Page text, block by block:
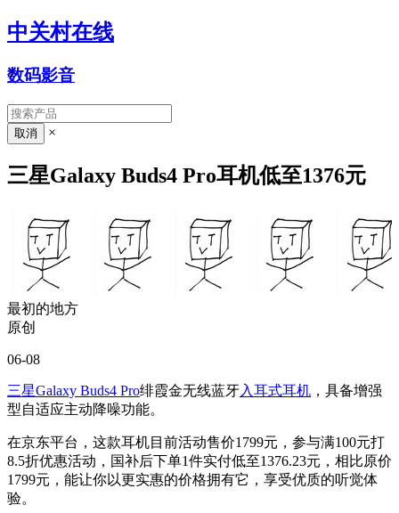
中关村在线
数码影音
×
三星Galaxy Buds4 Pro耳机低至1376元
最初的地方
原创
06-08
三星Galaxy Buds4 Pro绯霞金无线蓝牙入耳式耳机 ，具备增强
型自适应主动降噪功能。
在京东平台，这款耳机目前活动售价1799元，参与满100元打
8.5折优惠活动，国补后下单1件实付低至1376.23元，相比原价
1799元，能让你以更实惠的价格拥有它，享受优质的听觉体
验。